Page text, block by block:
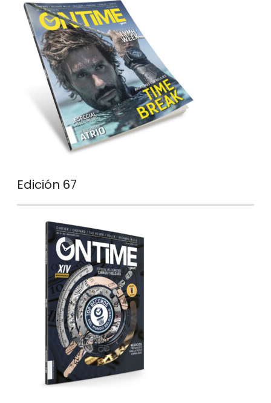
Edición 67